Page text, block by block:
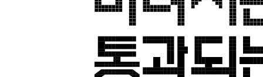
02 사진 프레임을 변형한 디자인
03 그리드를 해체한 디자인
04 사진을 공간감 있게 배치한 디자인
05 돋보이는 크기를 고려한 도비라
06 정보를 시각화하여 전달한 디자인